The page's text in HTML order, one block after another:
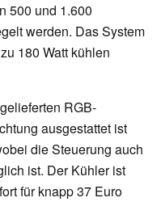
500 und 1.600
werden. Das System
180 Watt kühlen
RGB-
ausgestattet ist
die Steuerung auch
ist. Der Kühler ist
für knapp 37 Euro